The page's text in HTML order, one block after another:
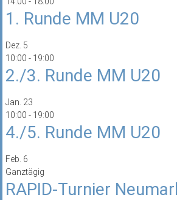
1. Runde MM U20
Dez. 5
10:00 - 19:00
2./3. Runde MM U20
Jan. 23
10:00 - 19:00
4./5. Runde MM U20
Feb. 6
Ganztägig
RAPID-Turnier